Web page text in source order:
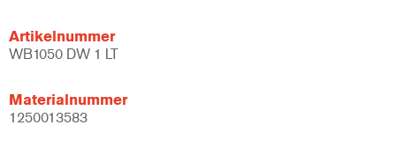
Artikelnummer
WB1050 DW 1 LT
Materialnummer
1250013583